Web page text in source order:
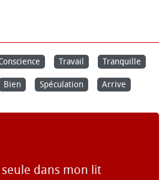
Travail Tranquille
Bien Spéculation Arrive
dans mon lit